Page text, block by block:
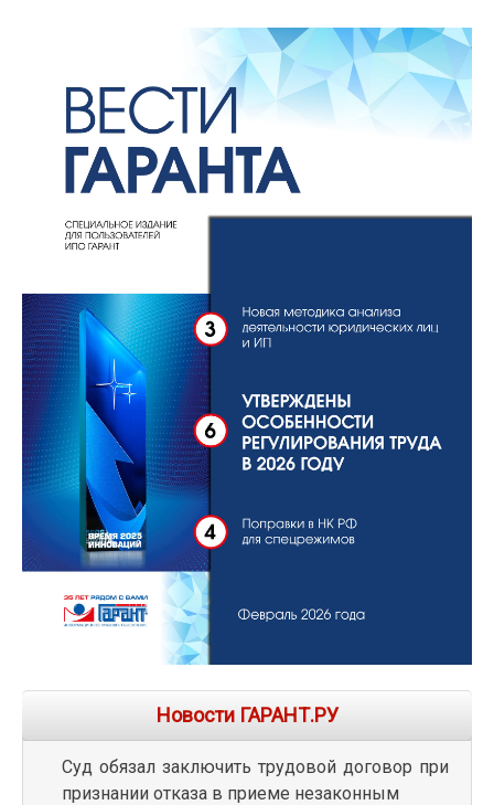
Новости ГАРАНТ.РУ
Суд обязал заключить трудовой договор при
признании отказа в приеме незаконным